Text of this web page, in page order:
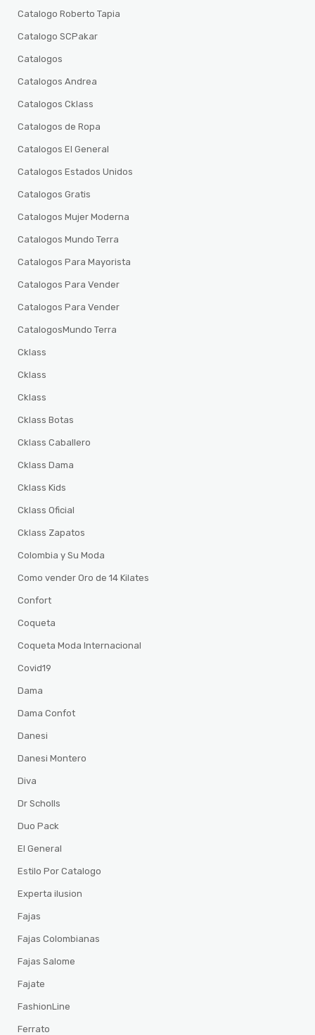
Catalogo Roberto Tapia
Catalogo SCPakar
Catalogos
Catalogos Andrea
Catalogos Cklass
Catalogos de Ropa
Catalogos El General
Catalogos Estados Unidos
Catalogos Gratis
Catalogos Mujer Moderna
Catalogos Mundo Terra
Catalogos Para Mayorista
Catalogos Para Vender
Catalogos Para Vender
CatalogosMundo Terra
Cklass
Cklass
Cklass
Cklass Botas
Cklass Caballero
Cklass Dama
Cklass Kids
Cklass Oficial
Cklass Zapatos
Colombia y Su Moda
Como vender Oro de 14 Kilates
Confort
Coqueta
Coqueta Moda Internacional
Covid19
Dama
Dama Confot
Danesi
Danesi Montero
Diva
Dr Scholls
Duo Pack
El General
Estilo Por Catalogo
Experta ilusion
Fajas
Fajas Colombianas
Fajas Salome
Fajate
FashionLine
Ferrato